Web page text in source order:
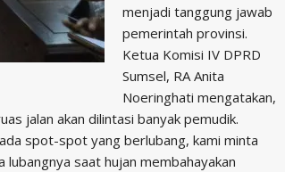
menjadi tanggung jawab
pemerintah provinsi.
Ketua Komisi IV DPRD
Sumsel, RA Anita
Noeringhati mengatakan,
jalan akan dilintasi banyak pemudik.
spot-spot yang berlubang, kami minta
saat hujan membahayakan